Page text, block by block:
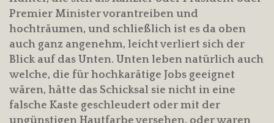
Premier Minister vorantreiben und
hochträumen, und schließlich ist es da oben
auch ganz angenehm, leicht verliert sich der
Blick auf das Unten. Unten leben natürlich auch
welche, die für hochkarätige Jobs geeignet
wären, hätte das Schicksal sie nicht in eine
falsche Kaste geschleudert oder mit der